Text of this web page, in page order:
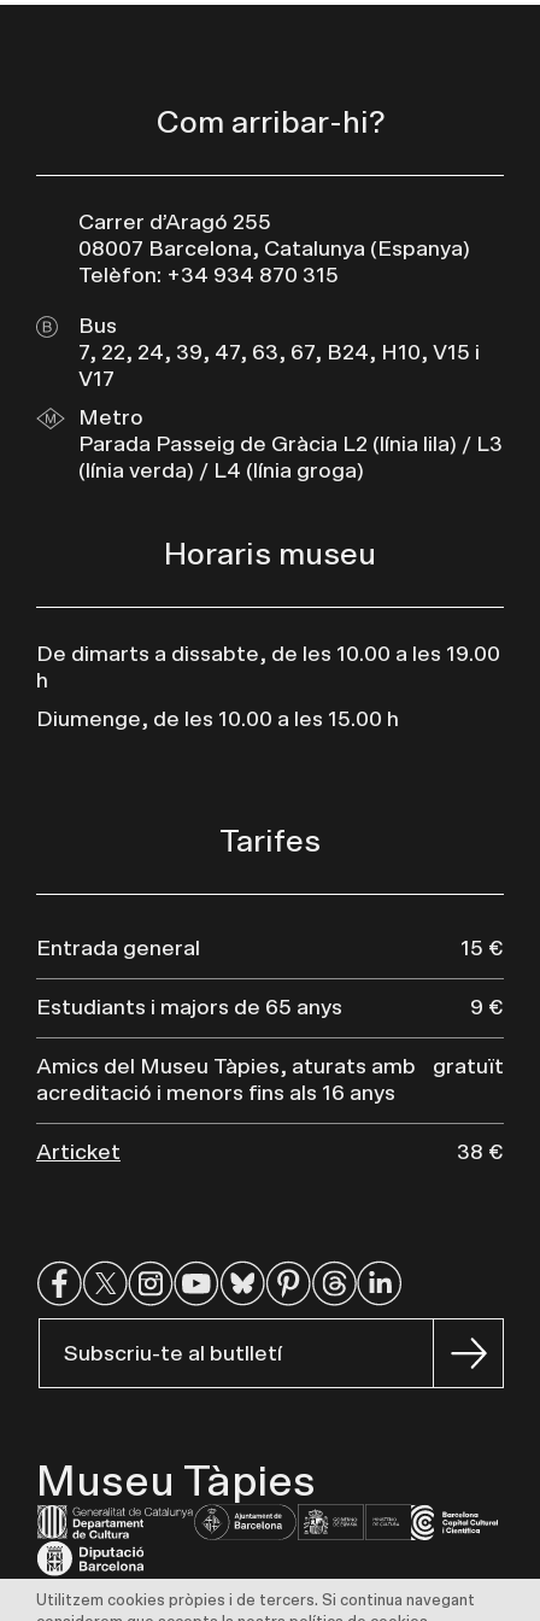
Com arribar-hi?
Carrer d’Aragó 255
08007 Barcelona, Catalunya (Espanya)
Telèfon: +34 934 870 315
Bus
7, 22, 24, 39, 47, 63, 67, B24, H10, V15 i
V17
Metro
Parada Passeig de Gràcia L2 (línia lila) / L3
(línia verda) / L4 (línia groga)
Horaris museu
De dimarts a dissabte, de les 10.00 a les 19.00
h
Diumenge, de les 10.00 a les 15.00 h
Tarifes
Entrada general 15 €
Estudiants i majors de 65 anys 9 €
Amics del Museu Tàpies, aturats amb
acreditació i menors fins als 16 anys
gratuït
Articket 38 €
Subscriu-te al butlletí
Museu Tàpies
Avís legal Política de privadesa Política de cookies
Utilitzem cookies pròpies i de tercers. Si continua navegant